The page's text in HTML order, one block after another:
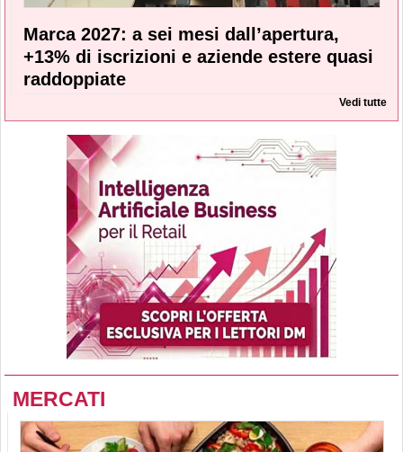
Marca 2027: a sei mesi dall’apertura,
+13% di iscrizioni e aziende estere quasi
raddoppiate
Vedi tutte
MERCATI